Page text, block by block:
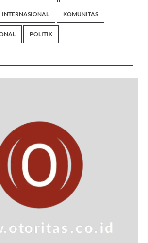
INTERNASIONAL KOMUNITAS
POLITIK